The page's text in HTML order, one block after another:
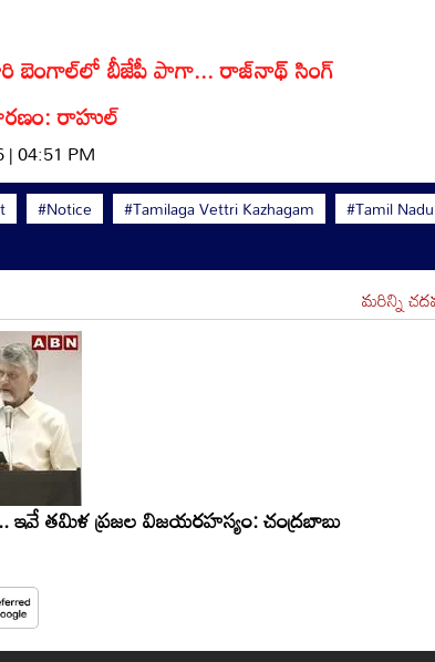
బెంగాల్‌లో బీజేపీ పాగా... రాజ్‌నాథ్ సింగ్
రాహుల్
| 04:51 PM
#Notice #Tamilaga Vettri Kazhagam
#Tamil Nadu
మరిన్ని
ఇవే తమిళ ప్రజల విజయరహస్యం: చంద్రబాబు